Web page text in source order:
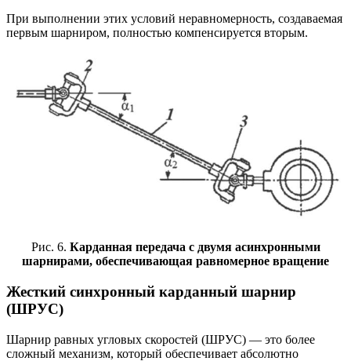
При выполнении этих условий неравномерность, создаваемая
первым шарниром, полностью компенсируется вторым.
Рис. 6. Карданная передача с двумя асинхронными
шарнирами, обеспечивающая равномерное вращение
Жесткий синхронный карданный шарнир
(ШРУС)
Шарнир равных угловых скоростей (ШРУС) — это более
сложный механизм, который обеспечивает абсолютно